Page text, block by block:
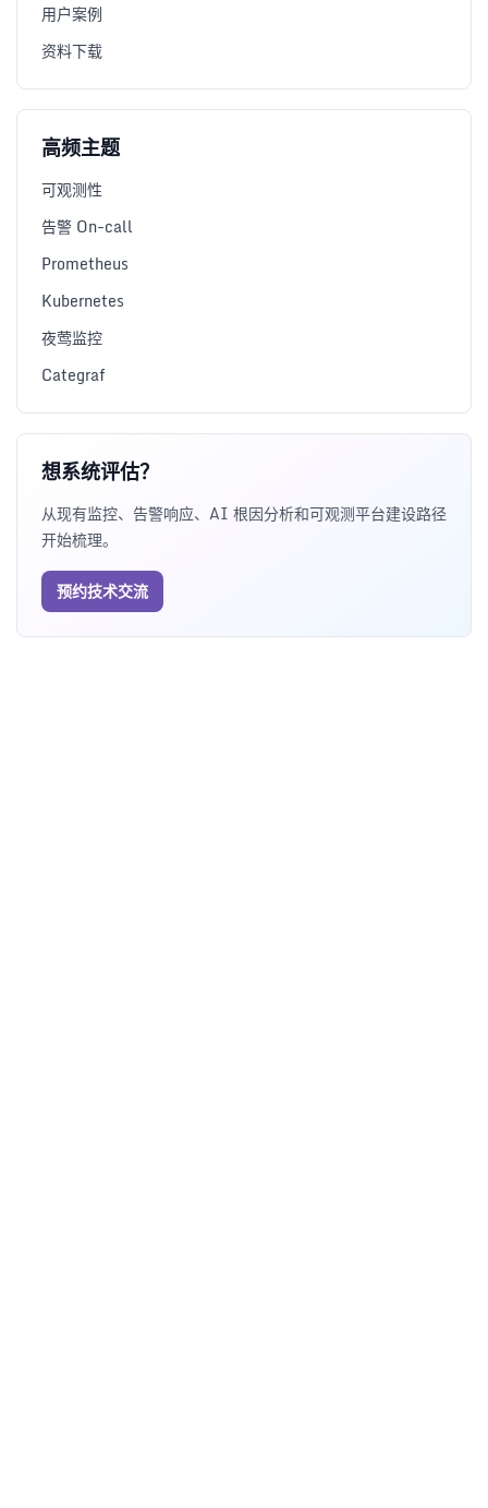
用户案例
资料下载
高频主题
可观测性
告警 On-call
Prometheus
Kubernetes
夜莺监控
Categraf
想系统评估？
从现有监控、告警响应、AI 根因分析和可观测平台建设路径
开始梳理。
预约技术交流